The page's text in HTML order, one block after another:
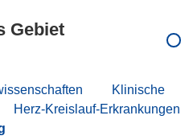
Gebiet
Klinische
Herz-Kreislauf-Erkrankungen